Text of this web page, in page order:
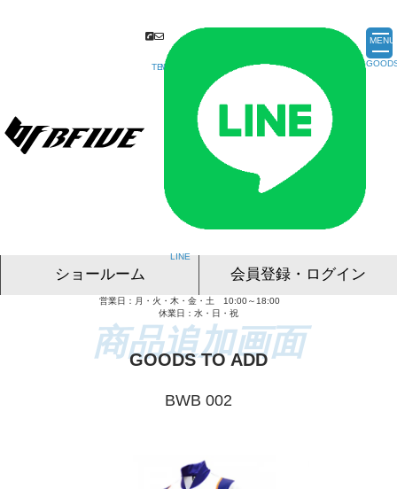
MENU
ショールーム
東京ショールーム
名古屋ショールーム
大阪ショールーム
福岡ショールーム
会員登録・ログイン
営業日：月・火・木・金・土 10:00～18:00
休業日：水・日・祝
GOODS TO ADD
BWB 002